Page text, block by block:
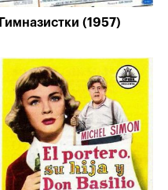
Гимназистки (1957)